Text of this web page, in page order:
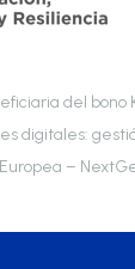
del bono
digitales:
–